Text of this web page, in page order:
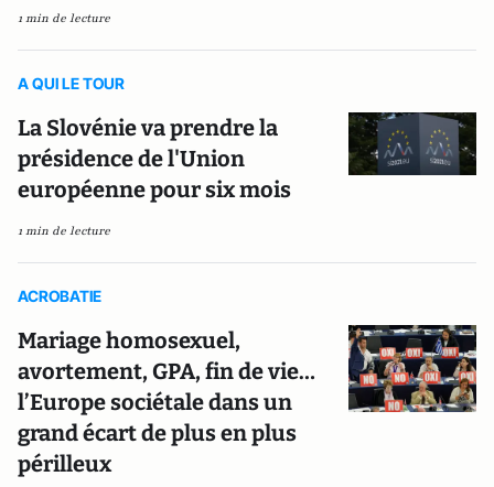
1 min de lecture
A QUI LE TOUR
La Slovénie va prendre la
présidence de l'Union
européenne pour six mois
1 min de lecture
ACROBATIE
Mariage homosexuel,
avortement, GPA, fin de vie…
l’Europe sociétale dans un
grand écart de plus en plus
périlleux